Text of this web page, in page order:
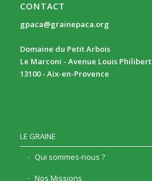
CONTACT
gpaca@grainepaca.org
Domaine du Petit Arbois
Le Marconi - Avenue Louis Philibert
13100 - Aix-en-Provence
LE GRAINE
Qui sommes-nous ?
Nos Missions